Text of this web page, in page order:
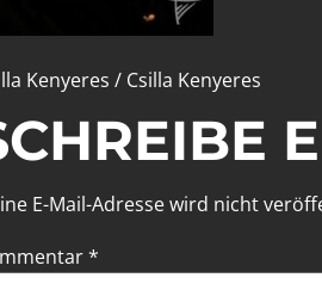
Kenyeres / Csilla Kenyeres
E-Mail-Adresse wird nicht
*